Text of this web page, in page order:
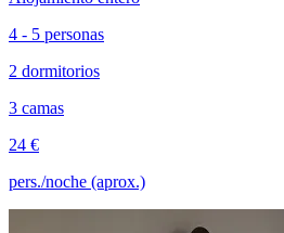
4 - 5 personas
2 dormitorios
3 camas
24 €
pers./noche (aprox.)